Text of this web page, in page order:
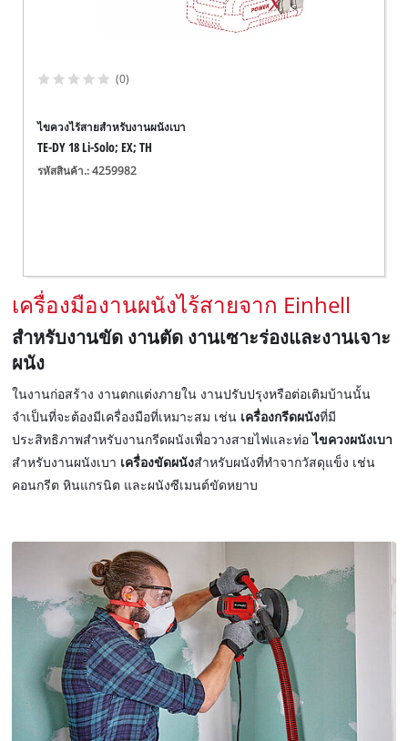
(0)
ไขควงไร้สายสำหรับงานผนังเบา
TE-DY 18 Li-Solo; EX; TH
รหัสสินค้า.: 4259982
เครื่องมืองานผนังไร้สายจาก Einhell
สำหรับงานขัด งานตัด งานเซาะร่องและงานเจาะ
ผนัง
ในงานก่อสร้าง งานตกแต่งภายใน งานปรับปรุงหรือต่อเติมบ้านนั้น
จำเป็นที่จะต้องมีเครื่องมือที่เหมาะสม เช่น เครื่องกรีดผนังที่มี
ประสิทธิภาพสำหรับงานกรีดผนังเพื่อวางสายไฟและท่อไขควงผนังเบา
สำหรับงานผนังเบา เครื่องขัดผนังสำหรับผนังที่ทำจากวัสดุแข็ง เช่น
คอนกรีต หินแกรนิต และผนังซีเมนต์ขัดหยาบ